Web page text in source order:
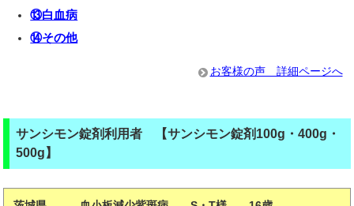
⑬白血病
⑭その他
お客様の声 詳細ページへ
サンシモン錠剤利用者 【サンシモン錠剤100g・400g・
500g】